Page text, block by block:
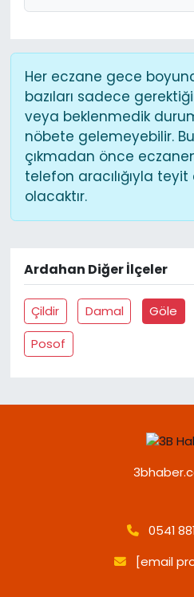
Her eczane gece
bazıları sadece
veya beklenmedik
nöbete gelemeyebilir.
çıkmadan önce
telefon aracılığıyla
olacaktır.
Ardahan Diğer İlçeler
Çildir Damal Göle
Posof
0541
[email